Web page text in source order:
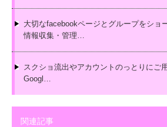
大切なfacebookページとグループをショ
情報収集・管理…
スクショ流出やアカウントのっとりにご
Googl…
関連記事